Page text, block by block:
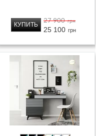
27 900 грн
25 100 грн
КУПИТЬ